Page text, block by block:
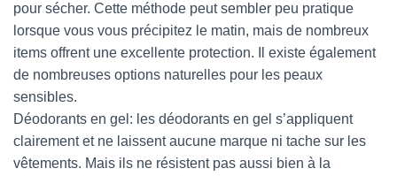
pour sécher. Cette méthode peut sembler peu pratique
lorsque vous vous précipitez le matin, mais de nombreux
items offrent une excellente protection. Il existe également
de nombreuses options naturelles pour les peaux
sensibles.
Déodorants en gel: les déodorants en gel s’appliquent
clairement et ne laissent aucune marque ni tache sur les
vêtements. Mais ils ne résistent pas aussi bien à la